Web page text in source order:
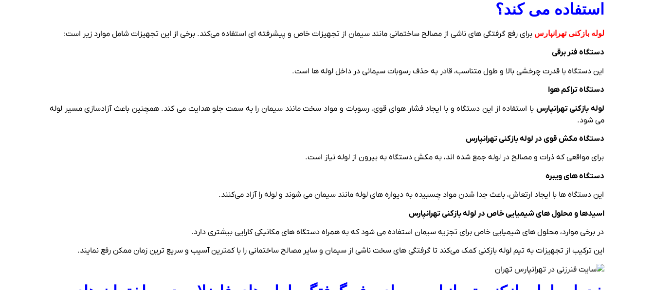
استفاده می کند؟
لوله بازکنی تهرانپارس برای رفع گرفتگی‌ های ناشی از مصالح ساختمانی مانند سیمان از تجهیزات خاص و پیشرفته ‌ای استفاده می‌کند. برخی از این تجهیزات شامل موارد زیر است:
دستگاه فنر برقی
این دستگاه با قدرت چرخشی بالا و طول متناسب، قادر به حذف رسوبات سیمانی در داخل لوله ‌ها است.
دستگاه تراکم هوا
لوله بازکنی تهرانپارس با استفاده از این دستگاه و با ایجاد فشار هوای قوی، رسوبات و مواد سخت مانند سیمان را به سمت جلو هدایت می کند. همچنین باعث آزادسازی مسیر لوله
می ‌شود.
دستگاه مکش قوی در لوله بازکنی تهرانپارس
برای مواقعی که ذرات و مصالح در لوله جمع شده اند، به مکش دستگاه به بیرون از لوله نیاز است.
دستگاه‌ های ویبره
این دستگاه ‌ها با ایجاد ارتعاش، باعث جدا شدن مواد چسبیده به دیواره ‌های لوله مانند سیمان می ‌شوند و لوله را آزاد می‌کنند.
اسیدها و محلول‌ های شیمیایی خاص در لوله بازکنی تهرانپارس
در برخی موارد، محلول ‌های شیمیایی خاص برای تجزیه سیمان استفاده می ‌شود که به همراه دستگاه‌ های مکانیکی کارایی بیشتری دارد.
این ترکیب از تجهیزات به تیم لوله بازکنی کمک می‌کند تا گرفتگی ‌های سخت ناشی از سیمان و سایر مصالح ساختمانی را با کمترین آسیب و سریع‌ ترین زمان ممکن رفع نمایند.